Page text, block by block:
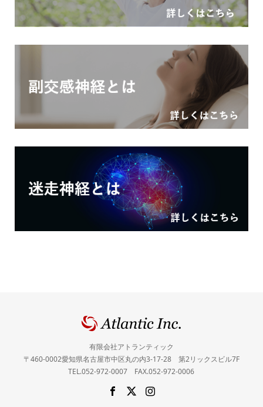
有限会社アトランティック
〒460-0002愛知県名古屋市中区丸の内3-17-28 第2リックスビル7F
TEL.052-972-0007 FAX.052-972-0006